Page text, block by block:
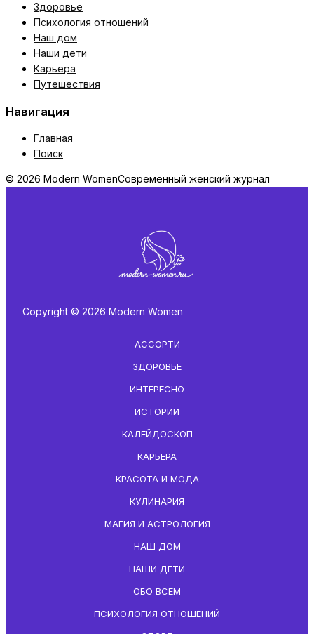
Здоровье
Психология отношений
Наш дом
Наши дети
Карьера
Путешествия
Навигация
Главная
Поиск
© 2026 Modern WomenСовременный женский журнал
Copyright © 2026 Modern Women
АССОРТИ
ЗДОРОВЬЕ
ИНТЕРЕСНО
ИСТОРИИ
КАЛЕЙДОСКОП
КАРЬЕРА
КРАСОТА И МОДА
КУЛИНАРИЯ
МАГИЯ И АСТРОЛОГИЯ
НАШ ДОМ
НАШИ ДЕТИ
ОБО ВСЕМ
ПСИХОЛОГИЯ ОТНОШЕНИЙ